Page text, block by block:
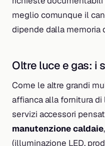
meglio comunque il
dipende dalla memoria
Oltre luce e gas: i
Come le altre grandi
affianca alla fornitura di
servizi accessori
manutenzione caldaie
(illuminazione LED,